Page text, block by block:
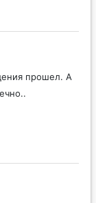
прошел. А